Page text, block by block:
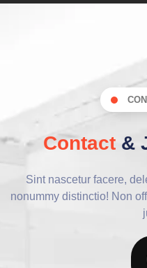
Contact &
Sint nascetur facere,
nonummy distinctio! Non